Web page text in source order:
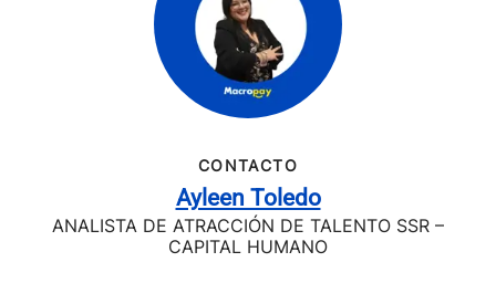
CONTACTO
Ayleen Toledo
ANALISTA DE ATRACCIÓN DE TALENTO SSR –
CAPITAL HUMANO